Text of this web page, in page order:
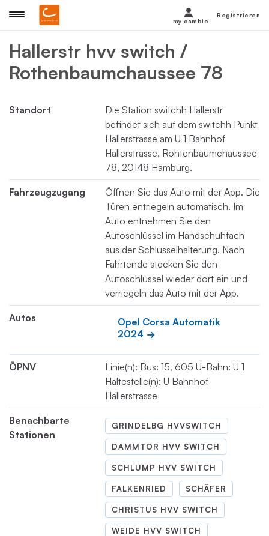
Hallerstr hvv switch /
Rothenbaumchaussee 78
Standort
Die Station switchh Hallerstr
befindet sich auf dem switchh Punkt
Hallerstrasse am U 1 Bahnhof
Hallerstrasse, Rohtenbaumchaussee
78, 20148 Hamburg.
Fahrzeugzugang
Öffnen Sie das Auto mit der App. Die
Türen entriegeln automatisch. Im
Auto entnehmen Sie den
Autoschlüssel im Handschuhfach
aus der Schlüsselhalterung. Nach
Fahrtende stecken Sie den
Autoschlüssel wieder dort ein und
verriegeln das Auto mit der App.
Autos
Opel Corsa Automatik
2024
ÖPNV
Linie(n): Bus: 15, 605 U-Bahn: U 1
Haltestelle(n): U Bahnhof
Hallerstrasse
Benachbarte
Stationen
GRINDELBG HVVSWITCH
DAMMTOR HVV SWITCH
SCHLUMP HVV SWITCH
FALKENRIED SCHÄFER
CHRISTUS HVV SWITCH
WEIDE HVV SWITCH
my cambio
Registrieren